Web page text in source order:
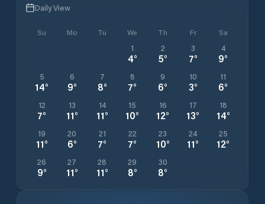
Daily View
Su Mo Tu We Th Fr Sa
1
4°
2
5°
3
7°
4
9°
5
14°
6
9°
7
8°
8
7°
9
6°
10
3°
11
6°
12
7°
13
11°
14
11°
15
10°
16
12°
17
13°
18
14°
19
11°
20
6°
21
7°
22
7°
23
10°
24
11°
25
12°
26
9°
27
11°
28
11°
29
8°
30
8°